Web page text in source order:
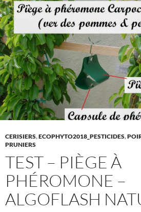
CERISIERS,ECOPHYTO2018_PESTICIDES,
PRUNIERS
TEST – PIÈGE À
PHÉROMONE –
ALGOFLASH